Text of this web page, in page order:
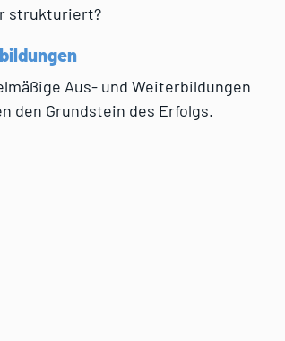
strukturiert?
Aus- und Weiterbildungen
den Grundstein des Erfolgs.